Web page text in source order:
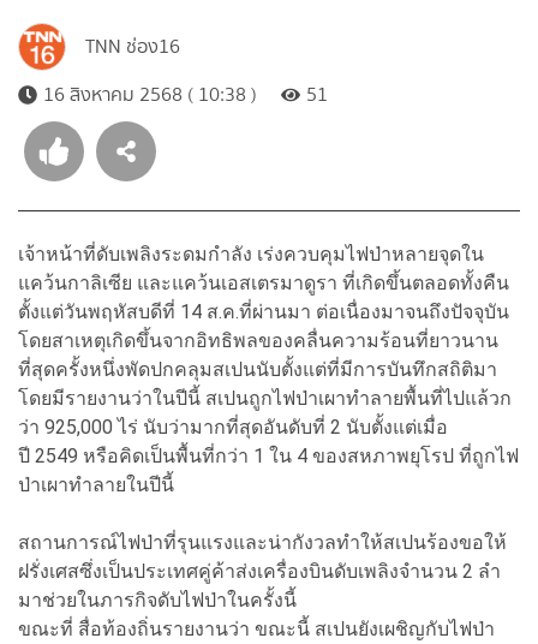
TNN ช่อง16
16 สิงหาคม 2568 ( 10:38 )
51
เจ้าหน้าที่ดับเพลิงระดมกำลัง เร่งควบคุมไฟป่าหลายจุดใน
แคว้นกาลิเซีย และแคว้นเอสเตรมาดูรา ที่เกิดขึ้นตลอดทั้งคืน
ตั้งแต่วันพฤหัสบดีที่ 14 ส.ค.ที่ผ่านมา ต่อเนื่องมาจนถึงปัจจุบัน
โดยสาเหตุเกิดขึ้นจากอิทธิพลของคลื่นความร้อนที่ยาวนาน
ที่สุดครั้งหนึ่งพัดปกคลุมสเปนนับตั้งแต่ที่มีการบันทึกสถิติมา
โดยมีรายงานว่าในปีนี้ สเปนถูกไฟป่าเผาทำลายพื้นที่ไปแล้วก
ว่า 925,000 ไร่ นับว่ามากที่สุดอันดับที่ 2 นับตั้งแต่เมื่อ
ปี 2549 หรือคิดเป็นพื้นที่กว่า 1 ใน 4 ของสหภาพยุโรป ที่ถูกไฟ
ป่าเผาทำลายในปีนี้
สถานการณ์ไฟป่าที่รุนแรงและน่ากังวลทำให้สเปนร้องขอให้
ฝรั่งเศสซึ่งเป็นประเทศคู่ค้าส่งเครื่องบินดับเพลิงจำนวน 2 ลำ
มาช่วยในภารกิจดับไฟป่าในครั้งนี้
ขณะที่ สื่อท้องถิ่นรายงานว่า ขณะนี้ สเปนยังเผชิญกับไฟป่า